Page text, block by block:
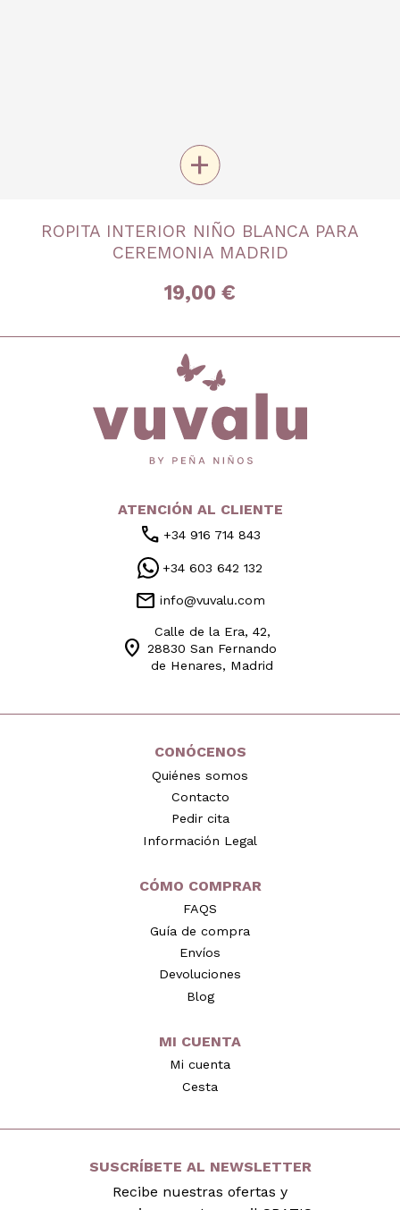
8 años 10 años 12 años 14 años 16 años
+
ROPITA INTERIOR NIÑO BLANCA PARA
CEREMONIA MADRID
19,00 €
ATENCIÓN AL CLIENTE
call +34 916 714 843
+34 603 642 132
mail info@vuvalu.com
location_on
Calle de la Era, 42,
28830 San Fernando
de Henares, Madrid
CONÓCENOS
Quiénes somos
Contacto
Pedir cita
Información Legal
CÓMO COMPRAR
FAQS
Guía de compra
Envíos
Devoluciones
Blog
MI CUENTA
Mi cuenta
Cesta
SUSCRÍBETE AL NEWSLETTER
Recibe nuestras ofertas y